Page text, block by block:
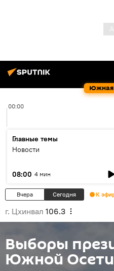
Южная
00:00
Главные темы
Новости
08:00 4 мин
Вчера Сегодня К
г. Цхинвал 106.3
Выборы
Южной